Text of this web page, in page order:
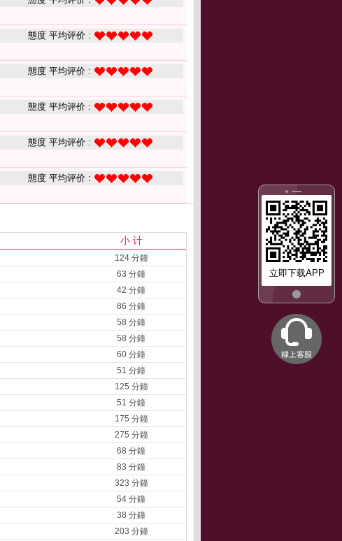
立即下载APP
態度 平均评价 :
態度 平均评价 :
態度 平均评价 :
態度 平均评价 :
態度 平均评价 :
小 计
124 分鐘
63 分鐘
42 分鐘
86 分鐘
58 分鐘
58 分鐘
60 分鐘
51 分鐘
125 分鐘
51 分鐘
175 分鐘
275 分鐘
68 分鐘
83 分鐘
323 分鐘
54 分鐘
38 分鐘
203 分鐘